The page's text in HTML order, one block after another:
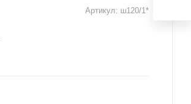
Артикул: ш120/1*